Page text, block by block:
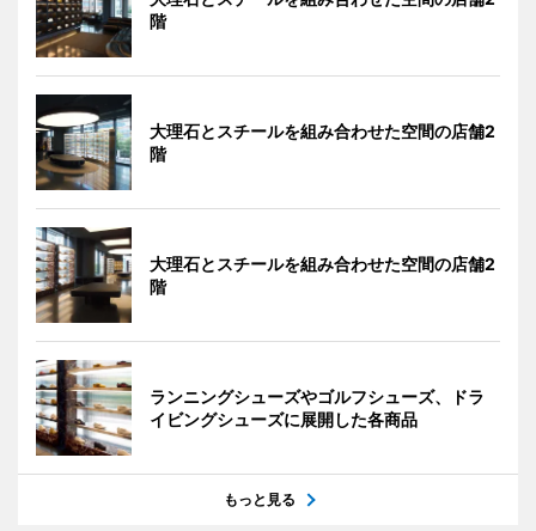
階
大理石とスチールを組み合わせた空間の店舗2
階
大理石とスチールを組み合わせた空間の店舗2
階
ランニングシューズやゴルフシューズ、ドラ
イビングシューズに展開した各商品
もっと見る